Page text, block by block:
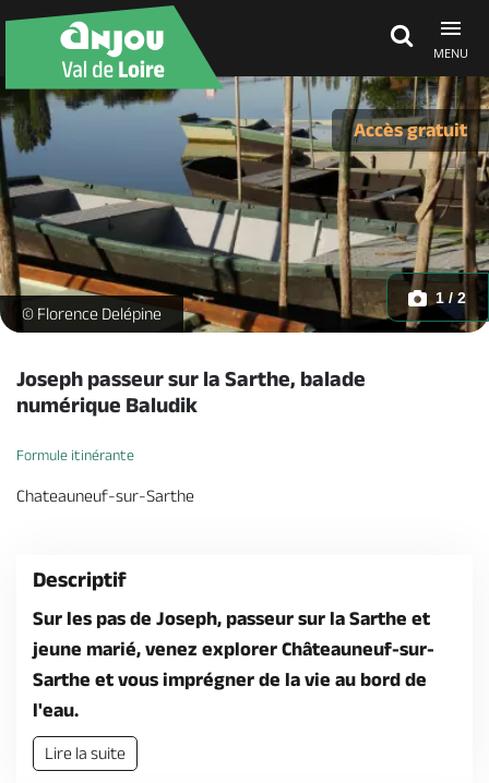
MENU
Découvrir
À voir, à faire
Agenda
Billetterie en ligne
Brochures & Cartes Offices de tourisme Comment venir ? Ecrivez-nous
VILLE - CHÂTEAUNEUF-SUR-SARTHE - 09092020 - ©Florence
© Florence Delépine
1 / 2
Accès gratuit
Joseph passeur sur la Sarthe, balade
numérique Baludik
Formule itinérante
Chateauneuf-sur-Sarthe
Descriptif
Sur les pas de Joseph, passeur sur la Sarthe et
jeune marié, venez explorer Châteauneuf-sur-
Sarthe et vous imprégner de la vie au bord de
l'eau.
Lire la suite